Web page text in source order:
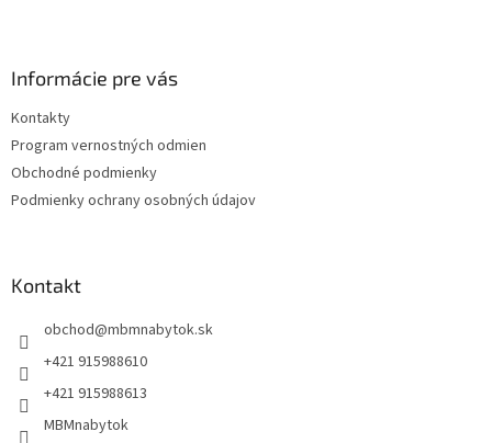
Informácie pre vás
Kontakty
Program vernostných odmien
Obchodné podmienky
Podmienky ochrany osobných údajov
Kontakt
obchod@mbmnabytok.sk
+421 915988610
+421 915988613
MBMnabytok